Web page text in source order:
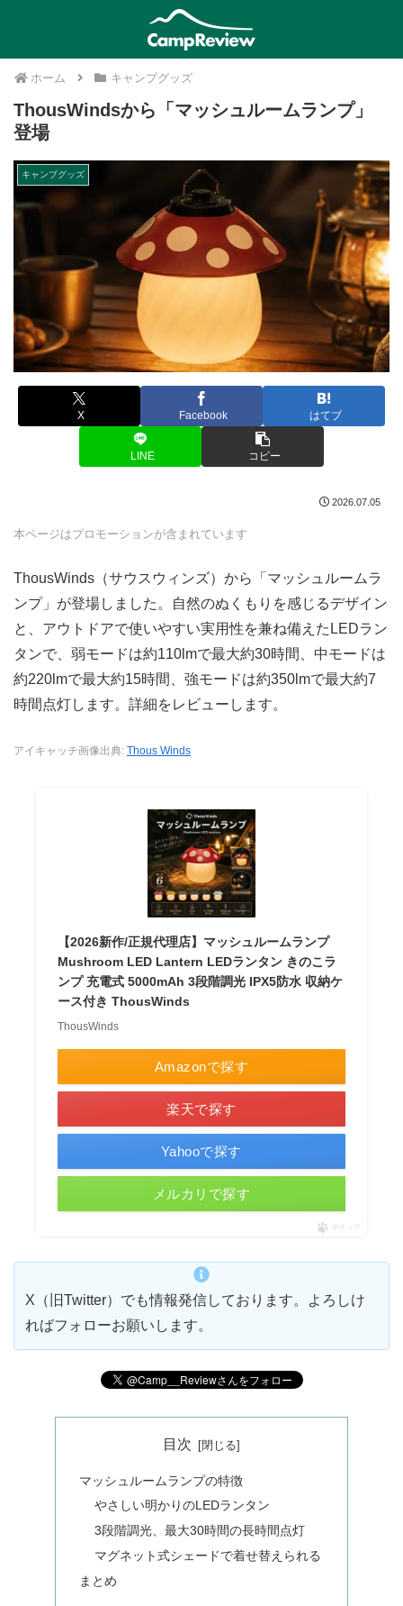
ホーム キャンプグッズ
ThousWindsから「マッシュルームランプ」
登場
キャンプグッズ
X Facebook はてブ
LINE コピー
2026.07.05
本ページはプロモーションが含まれています
ThousWinds（サウスウィンズ）から「マッシュルームラ
ンプ」が登場しました。自然のぬくもりを感じるデザイン
と、アウトドアで使いやすい実用性を兼ね備えたLEDラン
タンで、弱モードは約110lmで最大約30時間、中モードは
約220lmで最大約15時間、強モードは約350lmで最大約7
時間点灯します。詳細をレビューします。
アイキャッチ画像出典: Thous Winds
【2026新作/正規代理店】マッシュルームランプ
Mushroom LED Lantern LEDランタン きのこラ
ンプ 充電式 5000mAh 3段階調光 IPX5防水 収納ケ
ース付き ThousWinds
ThousWinds
Amazonで探す
楽天で探す
Yahooで探す
メルカリで探す
ポチップ
X（旧Twitter）でも情報発信しております。よろしけ
ればフォローお願いします。
目次
マッシュルームランプの特徴
やさしい明かりのLEDランタン
3段階調光、最大30時間の長時間点灯
マグネット式シェードで着せ替えられる
まとめ